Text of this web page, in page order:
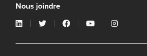
Nous joindre